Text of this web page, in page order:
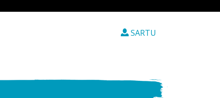
SARTU